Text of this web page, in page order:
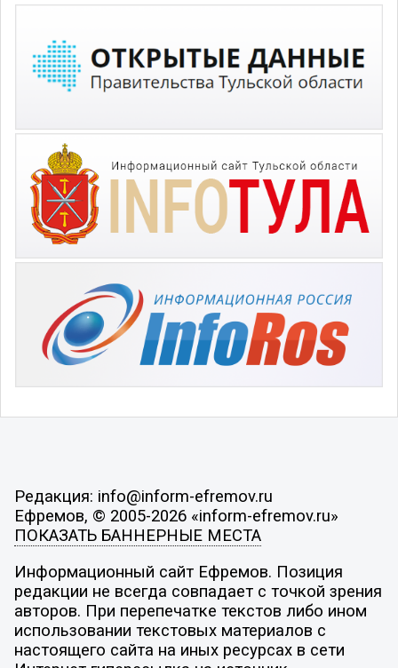
Редакция: info@inform-efremov.ru
Ефремов, © 2005-2026 «inform-efremov.ru»
ПОКАЗАТЬ БАННЕРНЫЕ МЕСТА
Информационный сайт Ефремов. Позиция
редакции не всегда совпадает с точкой зрения
авторов. При перепечатке текстов либо ином
использовании текстовых материалов с
настоящего сайта на иных ресурсах в сети